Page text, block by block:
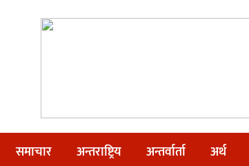
समाचार अन्तराष्ट्रिय अन्तर्वार्ता अर्थ